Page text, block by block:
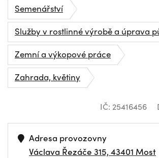
Semenářství
Služby v rostlinné výrobě a úprava
Zemní a výkopové práce
Zahrada, květiny
IČ: 25416456
Adresa provozovny
Václava Řezáče 315, 43401 Most